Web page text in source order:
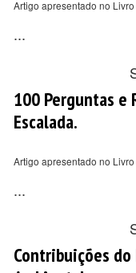
Artigo apresentado no Livro
...
100 Perguntas e
Escalada.
Artigo apresentado no Livro
...
Contribuições do